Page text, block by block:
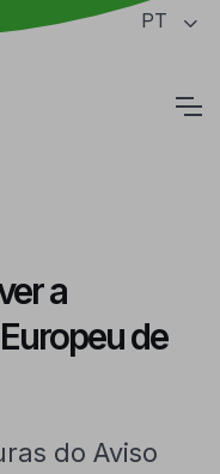
PT
a
de
do Aviso